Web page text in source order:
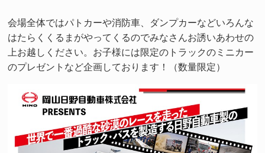
会場全体ではパトカーや消防車、ダンプカーなどいろんな
はたらくくるまがやってくるのでみなさんお誘いあわせの
上お越しください。お子様には限定のトラックのミニカー
のプレゼントなど企画しております！（数量限定）